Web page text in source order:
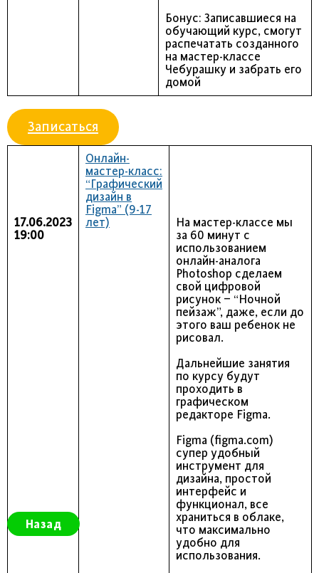
Назад
Бонус: Записавшиеся на
обучающий курс, смогут
распечатать созданного
на мастер-классе
Чебурашку и забрать его
домой
Записаться
17.06.2023
19:00
Онлайн-
мастер-класс:
“Графический
дизайн в
Figma” (9-17
лет)
На мастер-классе мы
за 60 минут с
использованием
онлайн-аналога
Photoshop сделаем
свой цифровой
рисунок – “Ночной
пейзаж”, даже, если до
этого ваш ребенок не
рисовал.
Дальнейшие занятия
по курсу будут
проходить в
графическом
редакторе Figma.
Figma (figma.com)
супер удобный
инструмент для
дизайна, простой
интерфейс и
функционал, все
храниться в облаке,
что максимально
удобно для
использования.